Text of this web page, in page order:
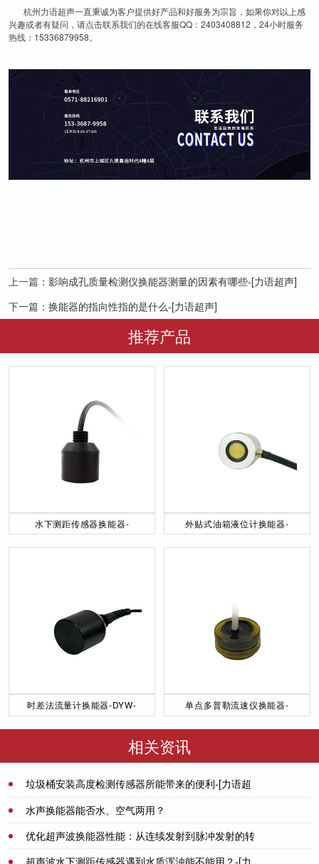
杭州力语超声一直秉诚为客户提供好产品和好服务为宗旨，如果你对以上感
兴趣或者有疑问，请点击联系我们的在线客服QQ：2403408812，24小时服务
热线：15336879958。
上一篇： 影响成孔质量检测仪换能器测量的因素有哪些-[力语超声]
下一篇： 换能器的指向性指的是什么-[力语超声]
推荐产品
水下测距传感器换能器-
外贴式油箱液位计换能器-
时差法流量计换能器-DYW-
单点多普勒流速仪换能器-
相关资讯
垃圾桶安装高度检测传感器所能带来的便利-[力语超
声]
水声换能器能否水、空气两用？
优化超声波换能器性能：从连续发射到脉冲发射的转
变-[力语超声]
超声波水下测距传感器遇到水质浑浊能不能用？-[力